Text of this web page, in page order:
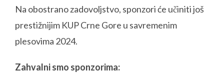
Na obostrano zadovoljstvo, sponzori će učiniti još
prestižnijim KUP Crne Gore u savremenim
plesovima 2024.
Zahvalni smo sponzorima: